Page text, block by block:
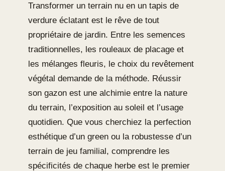
Transformer un terrain nu en un tapis de
verdure éclatant est le rêve de tout
propriétaire de jardin. Entre les semences
traditionnelles, les rouleaux de placage et
les mélanges fleuris, le choix du revêtement
végétal demande de la méthode. Réussir
son gazon est une alchimie entre la nature
du terrain, l’exposition au soleil et l’usage
quotidien. Que vous cherchiez la perfection
esthétique d’un green ou la robustesse d’un
terrain de jeu familial, comprendre les
spécificités de chaque herbe est le premier